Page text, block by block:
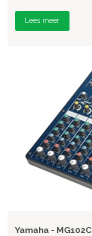
Lees meer
Yamaha - MG102C